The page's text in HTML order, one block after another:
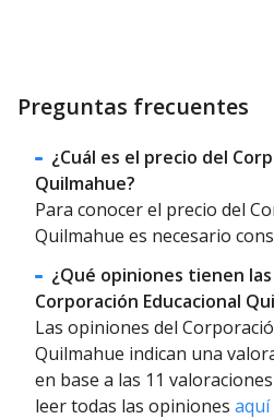
Preguntas frecuentes
¿Cuál es el precio del
Quilmahue?
Para conocer el precio del
Quilmahue es necesario
¿Qué opiniones tienen
Corporación Educacional
Las opiniones del
Quilmahue indican una
en base a las 11
leer todas las opiniones aquí